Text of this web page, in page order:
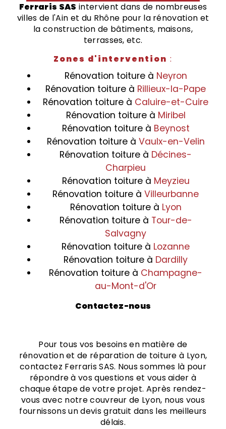
Ferraris SAS intervient dans de nombreuses
villes de l'Ain et du Rhône pour la rénovation et
la construction de bâtiments, maisons,
terrasses, etc.
Zones d'intervention :
Rénovation toiture à Neyron
Rénovation toiture à Rillieux-la-Pape
Rénovation toiture à Caluire-et-Cuire
Rénovation toiture à Miribel
Rénovation toiture à Beynost
Rénovation toiture à Vaulx-en-Velin
Rénovation toiture à Décines-
Charpieu
Rénovation toiture à Meyzieu
Rénovation toiture à Villeurbanne
Rénovation toiture à Lyon
Rénovation toiture à Tour-de-
Salvagny
Rénovation toiture à Lozanne
Rénovation toiture à Dardilly
Rénovation toiture à Champagne-
au-Mont-d'Or
Contactez-nous
Pour tous vos besoins en matière de
rénovation et de réparation de toiture à Lyon,
contactez Ferraris SAS. Nous sommes là pour
répondre à vos questions et vous aider à
chaque étape de votre projet. Après rendez-
vous avec notre couvreur de Lyon, nous vous
fournissons un devis gratuit dans les meilleurs
délais.